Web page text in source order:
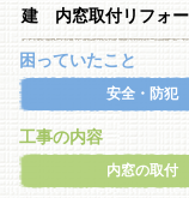
建 内窓取付リフォ
困っていたこと
安全・防犯
工事の内容
内窓の取付